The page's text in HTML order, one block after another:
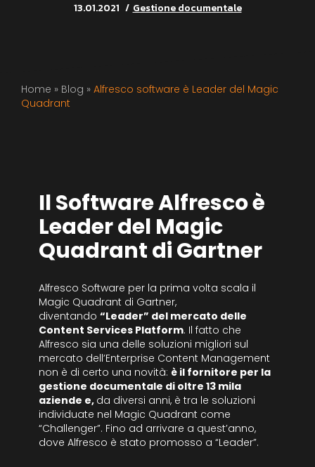
13.01.2021 Gestione documentale
Home » Blog » Alfresco software è Leader del Magic
Quadrant
Il Software Alfresco è
Leader del Magic
Quadrant di Gartner
Alfresco Software per la prima volta scala il
Magic Quadrant di Gartner,
diventando “Leader” del mercato delle
Content Services Platform. Il fatto che
Alfresco sia una delle soluzioni migliori sul
mercato dell’Enterprise Content Management
non è di certo una novità: è il fornitore per la
gestione documentale di oltre 13 mila
aziende e, da diversi anni, è tra le soluzioni
individuate nel Magic Quadrant come
“Challenger”. Fino ad arrivare a quest’anno,
dove Alfresco è stato promosso a “Leader”.